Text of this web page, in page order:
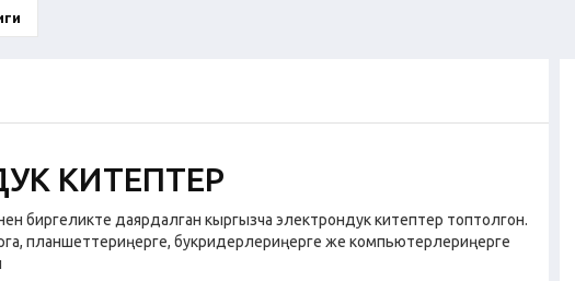
КИТЕПТЕР
биргеликте даярдалган кыргызча электрондук китептер топтолгон.
планшеттериңерге, букридерлериңерге же компьютерлериңерге